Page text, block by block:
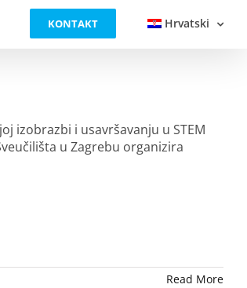
KONTAKT Hrvatski
izobrazbi i usavršavanju u STEM
u Zagrebu organizira
Read More